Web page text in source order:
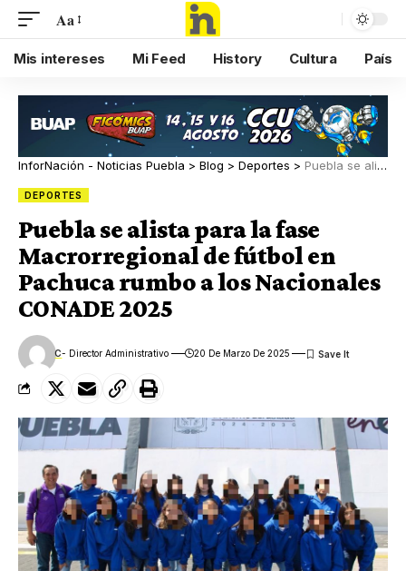
Aa
Mis intereses Mi Feed History Cultura País
InforNación - Noticias Puebla > Blog > Deportes > Puebla se alista para la fase Macrorregional de fútbol en Pachuca rumbo a los Nacionales CONADE 2025
DEPORTES
Puebla se alista para la fase
Macrorregional de fútbol en
Pachuca rumbo a los Nacionales
CONADE 2025
C- Director Administrativo 20 De Marzo De 2025